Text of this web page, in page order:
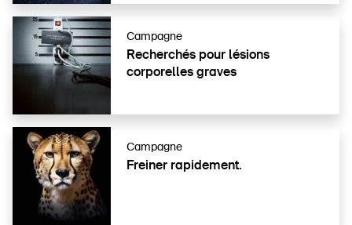
Commander et télécharger
Cours et événements
Aspects juridiques
Délégués à la sécurité et communes
Contact et conseil
Campagne
Recherchés pour lésions
corporelles graves
Campagne
Freiner rapidement.